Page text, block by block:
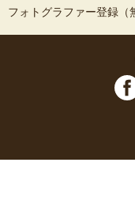
フォトグラファー登録（